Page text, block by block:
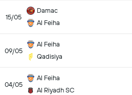
15/05
Damac
Al Feiha
09/05
Al Feiha
Qadisiya
04/05
Al Feiha
Al Riyadh SC